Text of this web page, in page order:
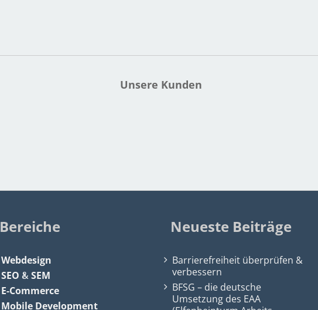
Unsere Kunden
Bereiche
Webdesign
SEO &SEM
E-Commerce
Mobile Development
Neueste Beiträge
Barrierefreiheit überprüfen &
verbessern
BFSG – die deutsche
Umsetzung des EAA